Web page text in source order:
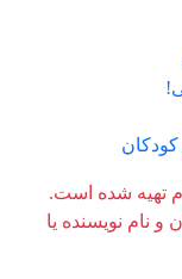
تهیه شده است.
و نام نویسنده یا